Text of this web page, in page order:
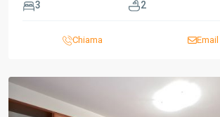
3 2
Chiama Email